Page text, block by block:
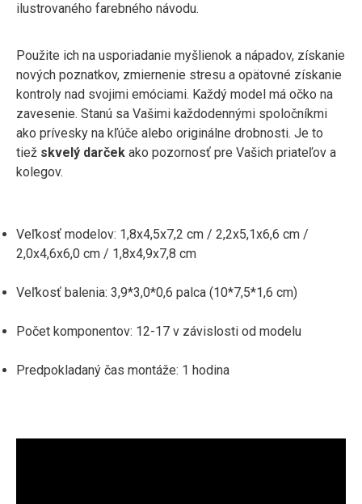
ilustrovaného farebného návodu.
Použite ich na usporiadanie myšlienok a nápadov, získanie
nových poznatkov, zmiernenie stresu a opätovné získanie
kontroly nad svojimi emóciami. Každý model má očko na
zavesenie. Stanú sa Vašimi každodennými spoločníkmi
ako prívesky na kľúče alebo originálne drobnosti. Je to
tiež skvelý darček ako pozornosť pre Vašich priateľov a
kolegov.
Veľkosť modelov: 1,8x4,5x7,2 cm / 2,2x5,1x6,6 cm /
2,0x4,6x6,0 cm / 1,8x4,9x7,8 cm
Veľkosť balenia: 3,9*3,0*0,6 palca (10*7,5*1,6 cm)
Počet komponentov: 12-17 v závislosti od modelu
Predpokladaný čas montáže: 1 hodina